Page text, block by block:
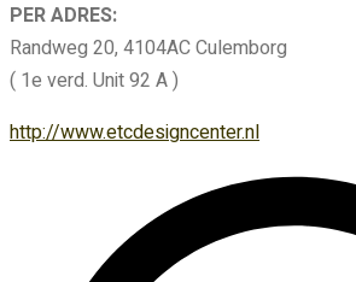
PER ADRES:
Randweg 20, 4104AC Culemborg
( 1e verd. Unit 92 A )
http://www.etcdesigncenter.nl